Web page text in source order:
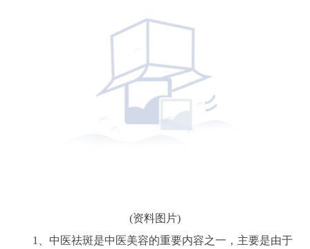
(资料图片)
1、中医祛斑是中医美容的重要内容之一，主要是由于